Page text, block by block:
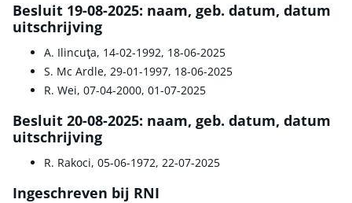
Besluit 19-08-2025: naam, geb. datum, datum
uitschrijving
A. Ilincuţa, 14-02-1992, 18-06-2025
S. Mc Ardle, 29-01-1997, 18-06-2025
R. Wei, 07-04-2000, 01-07-2025
Besluit 20-08-2025: naam, geb. datum, datum
uitschrijving
R. Rakoci, 05-06-1972, 22-07-2025
Ingeschreven bij RNI